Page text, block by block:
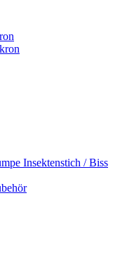
Insektenstich / Biss